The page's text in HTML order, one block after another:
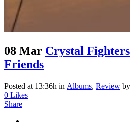
08 Mar Crystal
Friends
Posted at 13:36h in Albums, Review by
0 Likes
Share